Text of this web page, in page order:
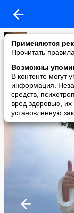
Применяются
Прочитать
Возможны
В контенте могут
информация.
средств,
вред здоровью,
установленную
Рита
added a photo
08 Nov в 22:39